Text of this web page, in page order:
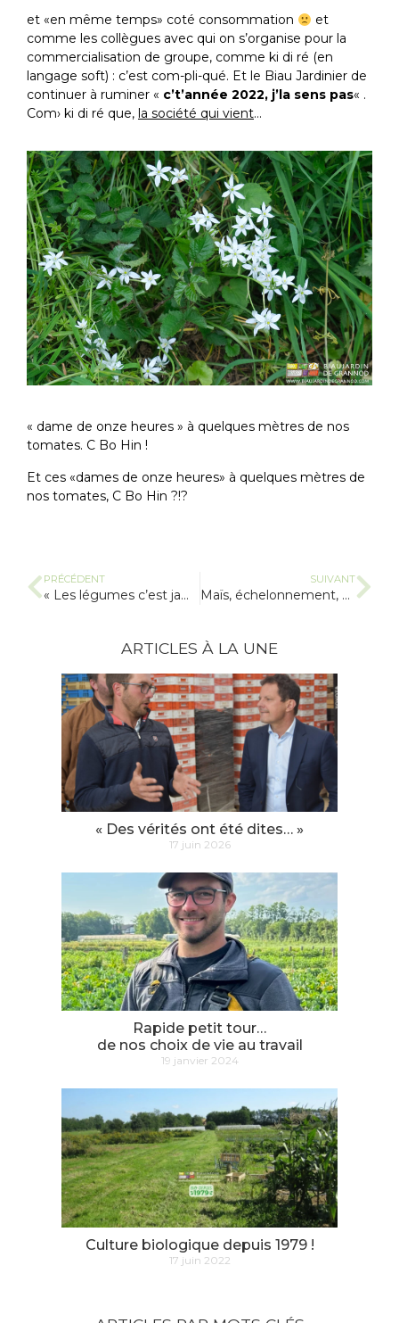
et «en même temps» coté consommation
et
comme les collègues avec qui on s’organise pour la
commercialisation de groupe, comme ki di ré (en
langage soft) : c’est com-pli-qué. Et le Biau Jardinier de
continuer à ruminer « c’t’année 2022, j’la sens pas« .
Com› ki di ré que, la société qui vient…
« dame de onze heures » à quelques mètres de nos
tomates. C Bo Hin !
Et ces «dames de onze heures» à quelques mètres de
nos tomates, C Bo Hin ?!?
PRÉCÉDENT
« Les légumes c’est jamais trop » (pubs interfel)
SUIVANT
Maïs, échelonnement, et sécheresse…
ARTICLES À LA UNE
« Des vérités ont été dites… »
17 juin 2026
Rapide petit tour…
de nos choix de vie au travail
19 janvier 2024
Culture biologique depuis 1979 !
17 juin 2022